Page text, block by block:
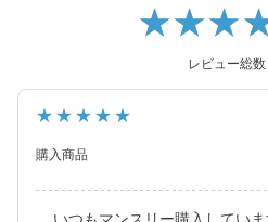
DIA14.5mmの大きめサイズで「盛
と、元祖ちゅるんカラコン「キャン
「キャンマジ5番」、定番ギャルカ
み出し続けています。
レビュー総数
★★★★★
購入商品